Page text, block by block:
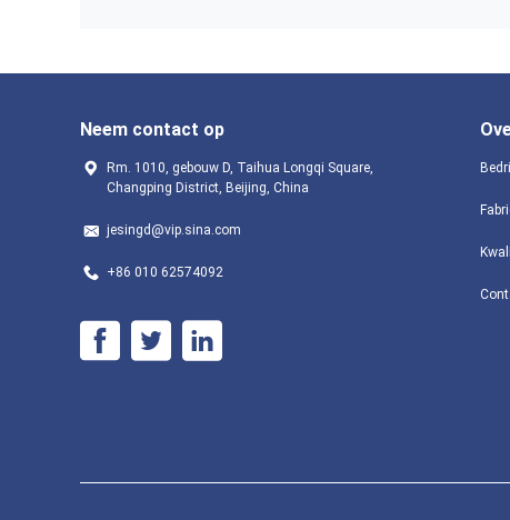
Neem contact op
Rm. 1010, gebouw D, Taihua Longqi Square,
Changping District, Beijing, China
jesingd@vip.sina.com
+86 010 62574092